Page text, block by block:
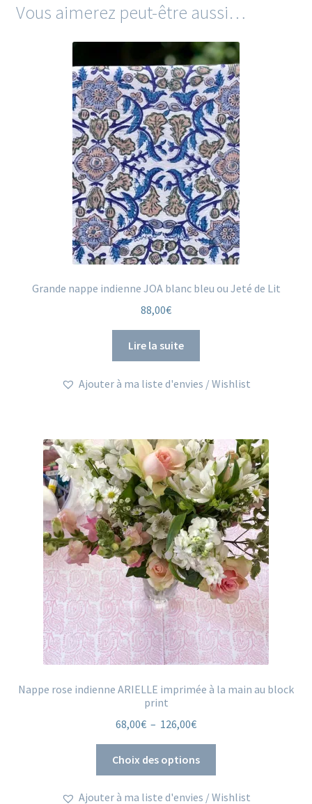
Vous aimerez peut-être aussi…
Grande nappe indienne JOA blanc bleu ou Jeté de Lit
88,00€
Lire la suite
Ajouter à ma liste d'envies / Wishlist
Nappe rose indienne ARIELLE imprimée à la main au block
print
68,00€ – 126,00€Plage
prix :
68,00€
à
Choix des options
Ajouter à ma liste d'envies / Wishlist